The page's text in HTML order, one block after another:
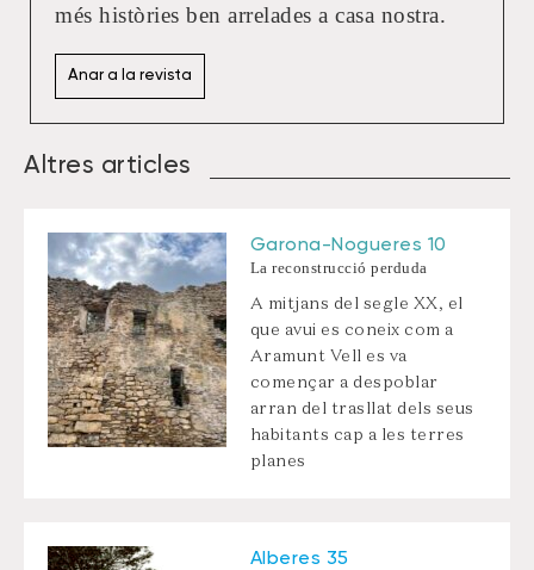
més històries ben arrelades a casa nostra.
Anar a la revista
Altres articles
Garona-Nogueres 10
La reconstrucció perduda
A mitjans del segle XX, el
que avui es coneix com a
Aramunt Vell es va
començar a despoblar
arran del trasllat dels seus
habitants cap a les terres
planes
Alberes 35